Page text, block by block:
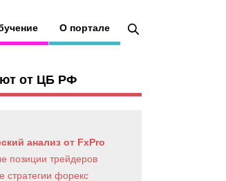
О портале
от ЦБ РФ
анализ от FxPro
позиции трейдеров
стратегии форекс